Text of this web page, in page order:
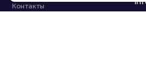
Контакты
С